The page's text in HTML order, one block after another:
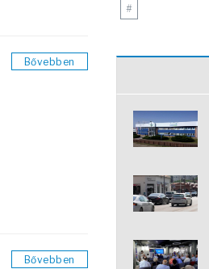
Bővebben
Bővebben
#